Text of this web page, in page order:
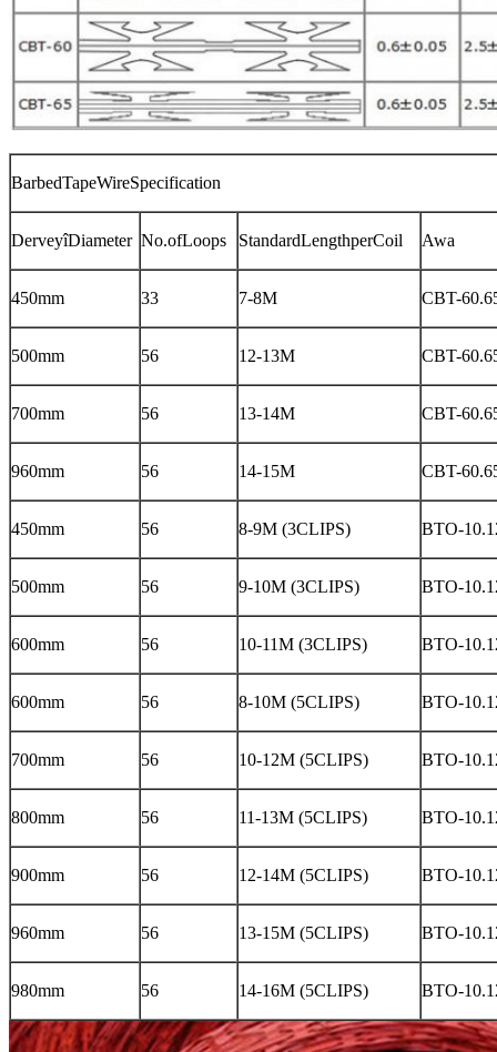
BarbedTapeWireSpecification
DerveyîDiameter No.ofLoops StandardLengthperCoil Awa
450mm 33 7-8M CBT-
500mm 56 12-13M CBT-
700mm 56 13-14M CBT-
960mm 56 14-15M CBT-
450mm 56 8-9M (3CLIPS) BTO-
500mm 56 9-10M (3CLIPS) BTO-
600mm 56 10-11M (3CLIPS) BTO-
600mm 56 8-10M (5CLIPS) BTO-
700mm 56 10-12M (5CLIPS) BTO-
800mm 56 11-13M (5CLIPS) BTO-
900mm 56 12-14M (5CLIPS) BTO-
960mm 56 13-15M (5CLIPS) BTO-
980mm 56 14-16M (5CLIPS) BTO-